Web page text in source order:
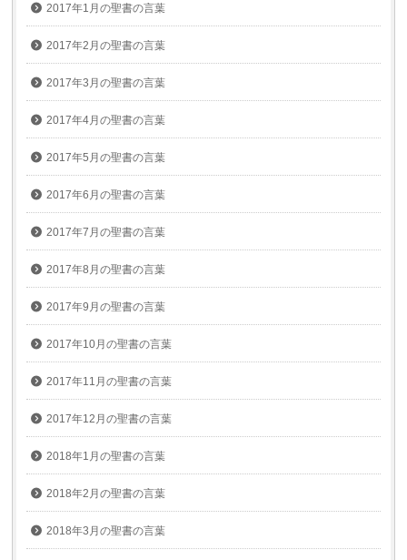
2017年1月の聖書の言葉
2017年2月の聖書の言葉
2017年3月の聖書の言葉
2017年4月の聖書の言葉
2017年5月の聖書の言葉
2017年6月の聖書の言葉
2017年7月の聖書の言葉
2017年8月の聖書の言葉
2017年9月の聖書の言葉
2017年10月の聖書の言葉
2017年11月の聖書の言葉
2017年12月の聖書の言葉
2018年1月の聖書の言葉
2018年2月の聖書の言葉
2018年3月の聖書の言葉